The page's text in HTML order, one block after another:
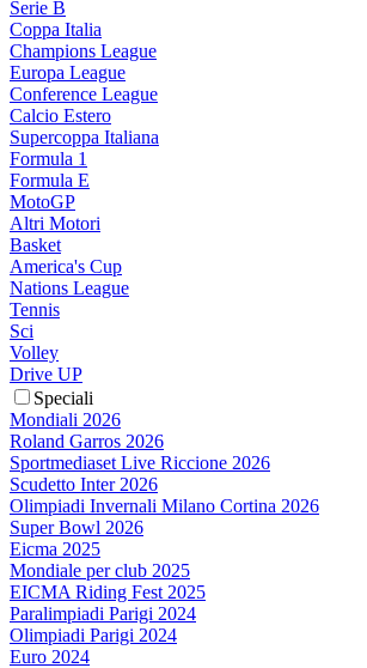
Serie B
Coppa Italia
Champions League
Europa League
Conference League
Calcio Estero
Supercoppa Italiana
Formula 1
Formula E
MotoGP
Altri Motori
Basket
America's Cup
Nations League
Tennis
Sci
Volley
Drive UP
Speciali
Mondiali 2026
Roland Garros 2026
Sportmediaset Live Riccione 2026
Scudetto Inter 2026
Olimpiadi Invernali Milano Cortina 2026
Super Bowl 2026
Eicma 2025
Mondiale per club 2025
EICMA Riding Fest 2025
Paralimpiadi Parigi 2024
Olimpiadi Parigi 2024
Euro 2024